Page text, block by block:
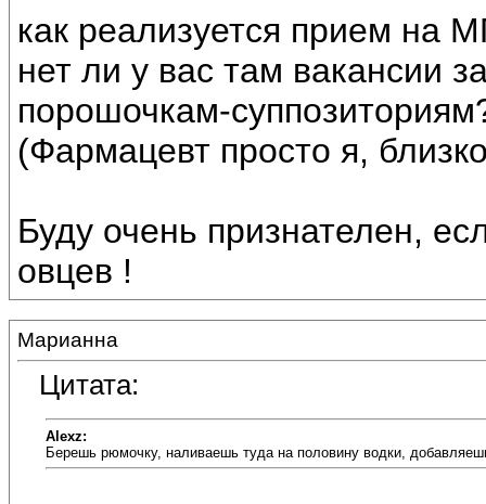
как реализуется прием на
нет ли у вас там вакансии
порошочкам-
(Фармацевт просто я,
Буду очень признателен,
овцев !
Марианна
Цитата:
Alexz:
Берешь рюмочку, наливаешь туда на половину водки,